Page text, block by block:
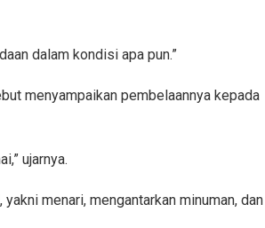
dalam kondisi apa pun.”
menyampaikan pembelaannya kepada
ujarnya.
menari, mengantarkan minuman, dan